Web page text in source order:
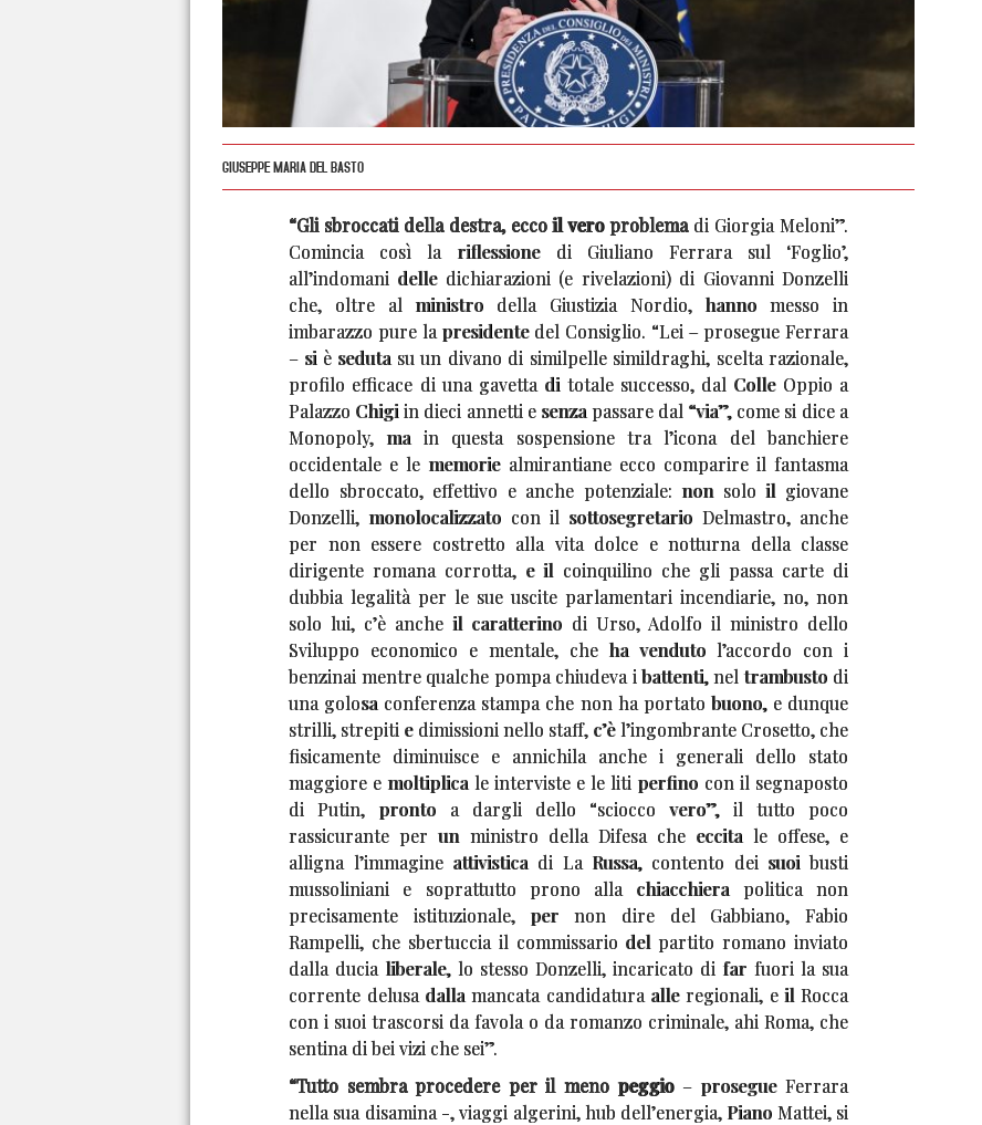
GIUSEPPE MARIA DEL BASTO
“Gli sbroccati della destra, ecco il vero problemadi Giorgia Meloni”.
Comincia così la riflessione di Giuliano Ferrara sul ‘Foglio’,
all’indomani delle dichiarazioni (e rivelazioni) di Giovanni Donzelli
che, oltre al ministro della Giustizia Nordio, hanno messo in
imbarazzo pure la presidente del Consiglio. “Lei – prosegue Ferrara
– si è seduta su un divano di similpelle simildraghi, scelta razionale,
profilo efficace di una gavetta di totale successo, dal Colle Oppio a
Palazzo Chigi in dieci annetti e senza passare dal “via”, come si dice a
Monopoly, ma in questa sospensione tra l’icona del banchiere
occidentale e le memorie almirantiane ecco comparire il fantasma
dello sbroccato, effettivo e anche potenziale: non solo il giovane
Donzelli, monolocalizzato con il sottosegretario Delmastro, anche
per non essere costretto alla vita dolce e notturna della classe
dirigente romana corrotta, e il coinquilino che gli passa carte di
dubbia legalità per le sue uscite parlamentari incendiarie, no, non
solo lui, c’è anche il caratterino di Urso, Adolfo il ministro dello
Sviluppo economico e mentale, che ha venduto l’accordo con i
benzinai mentre qualche pompa chiudeva i battenti, nel trambusto di
una golosa conferenza stampa che non ha portato buono, e dunque
strilli, strepiti e dimissioni nello staff, c’è l’ingombrante Crosetto, che
fisicamente diminuisce e annichila anche i generali dello stato
maggiore e moltiplica le interviste e le liti perfino con il segnaposto
di Putin, pronto a dargli dello “sciocco vero”, il tutto poco
rassicurante per un ministro della Difesa che eccita le offese, e
alligna l’immagine attivistica di La Russa, contento dei suoi busti
mussoliniani e soprattutto prono alla chiacchiera politica non
precisamente istituzionale, per non dire del Gabbiano, Fabio
Rampelli, che sbertuccia il commissario del partito romano inviato
dalla ducia liberale, lo stesso Donzelli, incaricato di far fuori la sua
corrente delusa dalla mancata candidatura alle regionali, e il Rocca
con i suoi trascorsi da favola o da romanzo criminale, ahi Roma, che
sentina di bei vizi che sei”.
“Tutto sembra procedere per il meno peggio– prosegue Ferrara
nella sua disamina -, viaggi algerini, hub dell’energia, Piano Mattei, si